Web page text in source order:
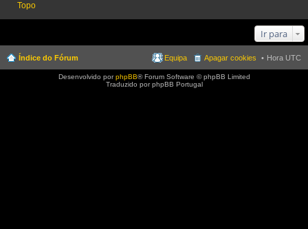
Topo
Ir para
Índice do Fórum Hora UTC
Apagar cookies
Equipa
Desenvolvido porphpBB® Forum Software © phpBB Limited
Traduzido por phpBB Portugal